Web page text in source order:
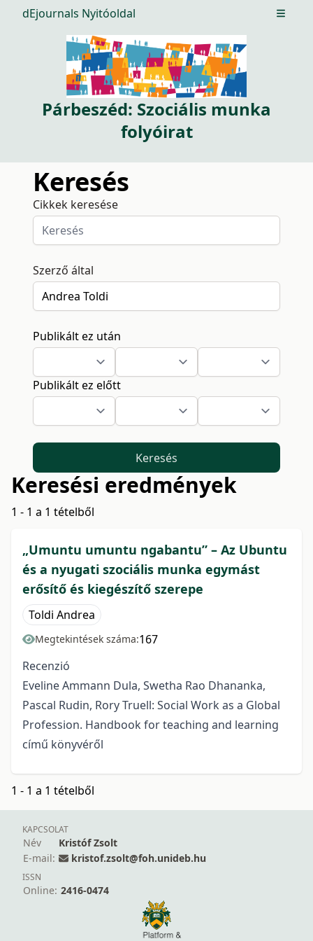
dEjournals Nyitóoldal Open
Párbeszéd: Szociális munka
folyóirat
Keresés
Cikkek keresése
Szerző által
Publikált ez után
Publikált ez előtt
Keresés
Keresési eredmények
1 - 1 a 1 tételből
„Umuntu umuntu ngabantu” – Az Ubuntu
és a nyugati szociális munka egymást
erősítő és kiegészítő szerepe
Toldi Andrea
Megtekintések száma:167
Recenzió
Eveline Ammann Dula, Swetha Rao Dhananka,
Pascal Rudin, Rory Truell: Social Work as a Global
Profession. Handbook for teaching and learning
című könyvéről
1 - 1 a 1 tételből
KAPCSOLAT
Név
Kristóf Zsolt
E-mail:
kristof.zsolt@foh.unideb.hu
ISSN
Online: 2416-0474